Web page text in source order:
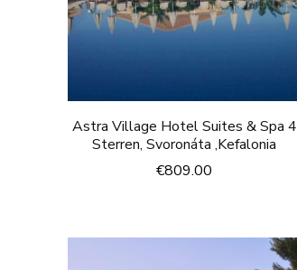
Astra Village Hotel Suites & Spa 4
Sterren, Svoronáta ,Kefalonia
€809.00